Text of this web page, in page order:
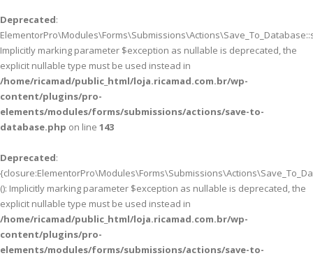
Deprecated:
Implicitly marking parameter $exception as nullable is deprecated, the
explicit nullable type must be used instead in
/home/ricamad/public_html/loja.ricamad.com.br/wp-
content/plugins/pro-
elements/modules/forms/submissions/actions/save-to-
database.php on line 143
Deprecated:
(): Implicitly marking parameter $exception as nullable is deprecated, the
explicit nullable type must be used instead in
/home/ricamad/public_html/loja.ricamad.com.br/wp-
content/plugins/pro-
elements/modules/forms/submissions/actions/save-to-